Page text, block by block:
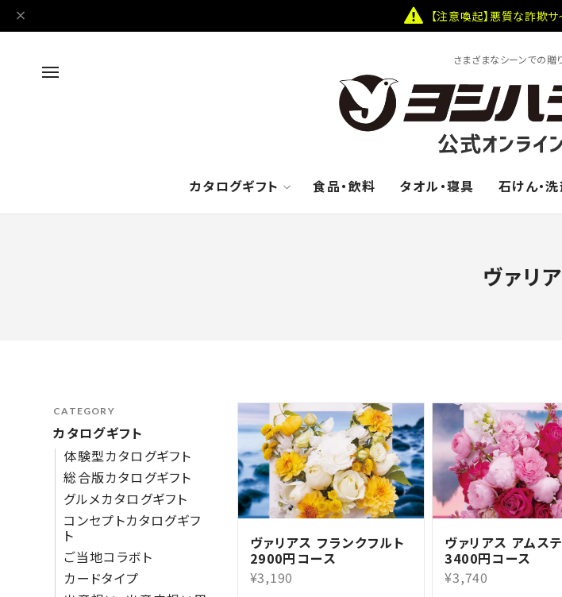
【注意喚起】悪質な詐欺
さまざまなシーンでの贈
カタログギフト 食品・飲料 タオル・寝具 石けん・
ヴァリ
ヴァリアス フランクフルト
2900円コース
¥3,190
ヴァリアス アムス
3400円コース
¥3,740
CATEGORY
カタログギフト
体験型カタログギフト
総合版カタログギフト
グルメカタログギフト
コンセプトカタログギフ
ト
ご当地コラボト
カードタイプ